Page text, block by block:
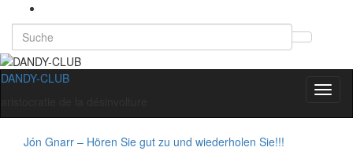
Search
for:
DANDY-CLUB
Jón Gnarr – Hören Sie gut zu und wiederholen Sie!!!